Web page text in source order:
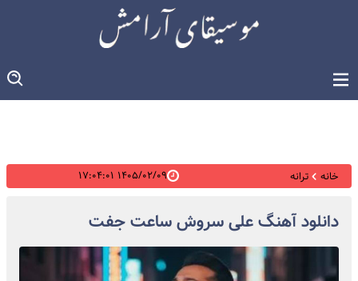
خانه ترانه ۱۴۰۵/۰۲/۰۹ ۱۷:۰۴:۰۱
دانلود آهنگ علی سروش ساعت جفت